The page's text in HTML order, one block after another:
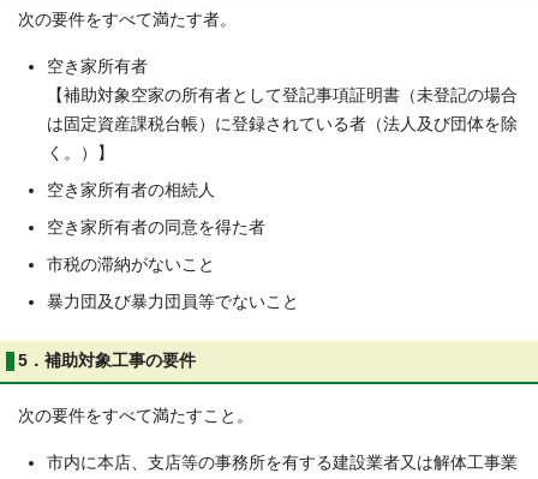
次の要件をすべて満たす者。
空き家所有者
【補助対象空家の所有者として登記事項証明書（未登記の場合
は固定資産課税台帳）に登録されている者（法人及び団体を除
く。）】
空き家所有者の相続人
空き家所有者の同意を得た者
市税の滞納がないこと
暴力団及び暴力団員等でないこと
5．補助対象工事の要件
次の要件をすべて満たすこと。
市内に本店、支店等の事務所を有する建設業者又は解体工事業